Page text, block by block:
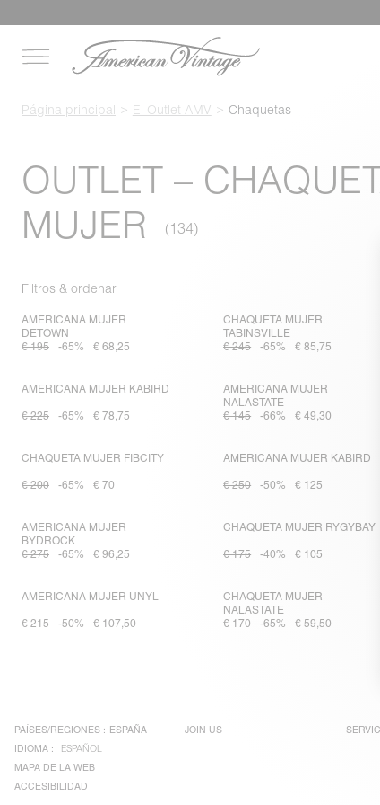
Página principal El Outlet AMV Chaquetas
OUTLET –
MUJER
Filtros & ordenar
AMERICANA MUJER
DETOWN
€ 195
-65% € 68,25
CHAQUETA MUJER
TABINSVILLE
€ 245
-65% € 85,75
AMERICANA MUJER KABIRD
€ 225 -65% € 78,75
AMERICANA MUJER
NALASTATE
€ 145
-66% € 49,30
CHAQUETA MUJER FIBCITY
€ 200 -65% € 70
AMERICANA MUJER KABIRD
€ 250 -50% € 125
AMERICANA MUJER
BYDROCK
€ 275
-65% € 96,25
CHAQUETA MUJER RYGYBAY
€ 175 -40% € 105
AMERICANA MUJER UNYL
€ 215 -50% € 107,50
CHAQUETA MUJER
NALASTATE
€ 170
-65% € 59,50
PAÍSES/REGIONES : ESPAÑA
IDIOMA :
ESPAÑOL
MAPA DE LA WEB
ACCESIBILIDAD
JOIN US